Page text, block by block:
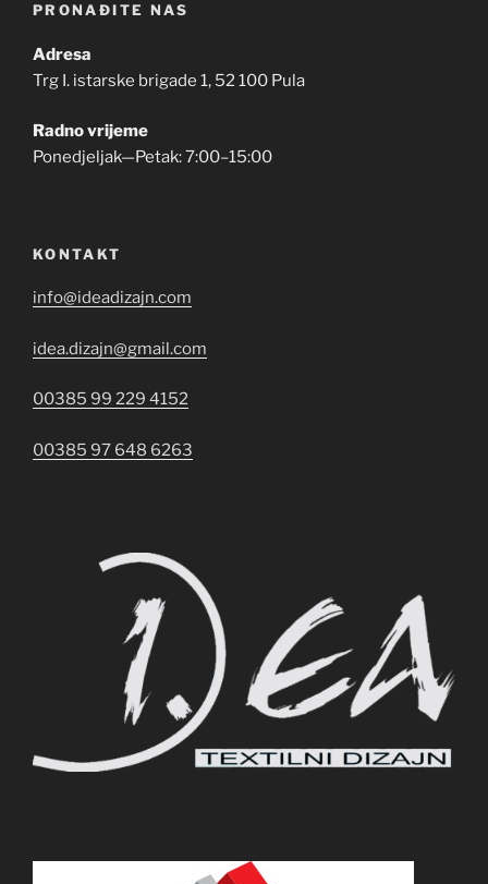
PRONAĐITE NAS
Adresa
Trg I. istarske brigade 1, 52 100 Pula
Radno vrijeme
Ponedjeljak—Petak: 7:00–15:00
KONTAKT
info@ideadizajn.com
idea.dizajn@gmail.com
00385 99 229 4152
00385 97 648 6263